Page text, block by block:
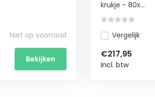
Niet op voorraad
Bekijken
krukje - 80x...
Vergelijk
€217,95
Incl. btw